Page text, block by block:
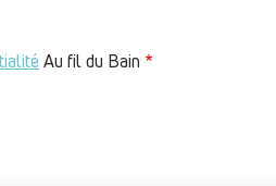
Au fil du Bain